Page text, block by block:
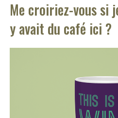
Me croiriez-vous si
y avait du café ici ?